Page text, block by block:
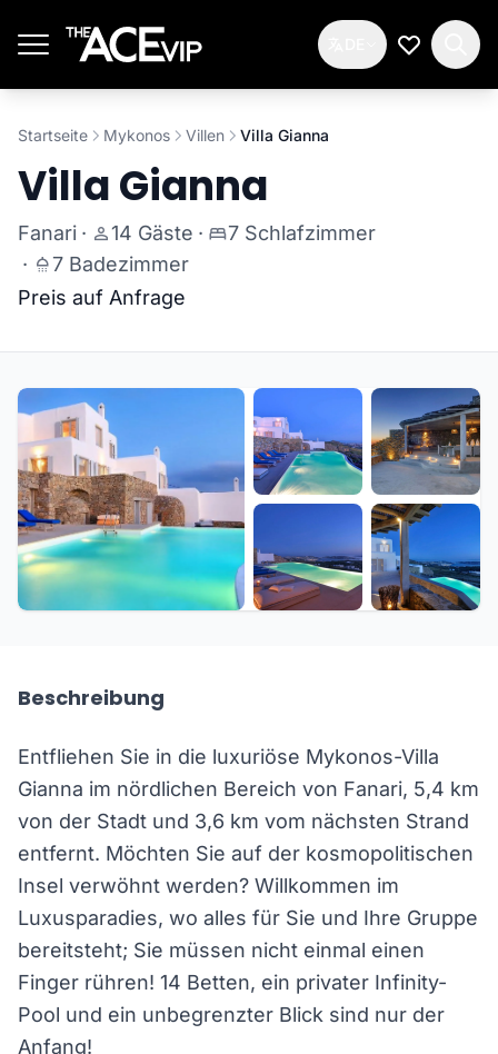
Meine
Startseite Mykonos Villen Villa Gianna
Villa Gianna
Fanari · 14 Gäste ·
7 Schlafzimmer
·
7 Badezimmer
Preis auf Anfrage
Beschreibung
Entfliehen Sie in die luxuriöse Mykonos-Villa
Gianna im nördlichen Bereich von Fanari, 5,4 km
von der Stadt und 3,6 km vom nächsten Strand
entfernt. Möchten Sie auf der kosmopolitischen
Insel verwöhnt werden? Willkommen im
Luxusparadies, wo alles für Sie und Ihre Gruppe
bereitsteht; Sie müssen nicht einmal einen
Finger rühren! 14 Betten, ein privater Infinity-
Pool und ein unbegrenzter Blick sind nur der
Anfang!